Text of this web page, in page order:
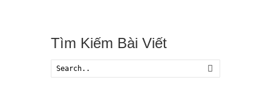
Tìm Kiếm Bài Viết